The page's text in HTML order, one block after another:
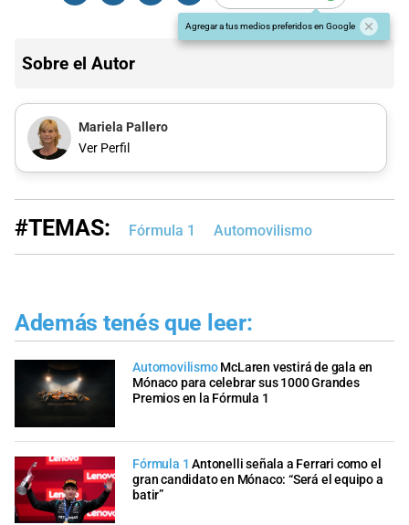
Agregar a tus medios preferidos en Google
Sobre el Autor
Mariela Pallero
Ver Perfil
#TEMAS: Fórmula 1 Automovilismo
Además tenés que leer:
Automovilismo McLaren vestirá de gala en
Mónaco para celebrar sus 1000 Grandes
Premios en la Fórmula 1
Fórmula 1 Antonelli señala a Ferrari como el
gran candidato en Mónaco: “Será el equipo a
batir”